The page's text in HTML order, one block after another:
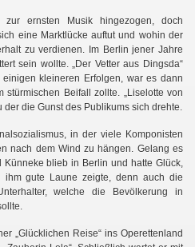
ernsten Musik hingezogen, doch
eine Marktlücke auftut und wohin der
zu verdienen. Im Berlin jener Jahre
sein wollte. „Der Vetter aus Dingsda“
kleineren Erfolgen, war es dann
stürmischen Beifall zollte. „Liselotte von
der die Gunst des Publikums sich drehte.
in der viele Komponisten
nach dem Wind zu hängen. Gelang es
blieb in Berlin und hatte Glück,
ihm gute Laune zeigte, denn auch die
welche die Bevölkerung in
„Glücklichen Reise“ ins Operettenland